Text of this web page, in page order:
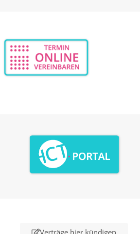
Verträge hier kündigen